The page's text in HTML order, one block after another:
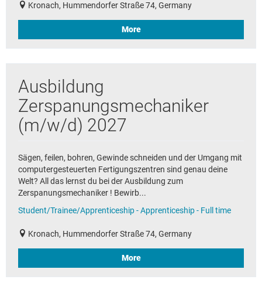
Kronach, Hummendorfer Straße 74, Germany
More
Ausbildung
Zerspanungsmechaniker
(m/w/d) 2027
Sägen, feilen, bohren, Gewinde schneiden und der Umgang mit
computergesteuerten Fertigungszentren sind genau deine
Welt? All das lernst du bei der Ausbildung zum
Zerspanungsmechaniker ! Bewirb...
Student/Trainee/Apprenticeship - Apprenticeship - Full time
Kronach, Hummendorfer Straße 74, Germany
More